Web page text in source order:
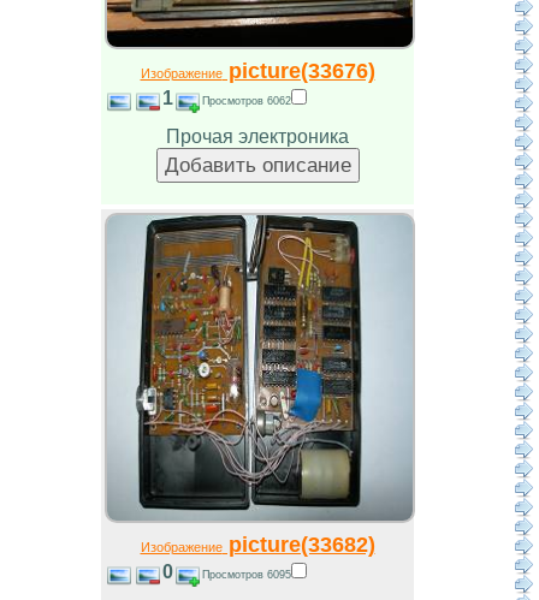
Изображениеpicture(33676)
1 Просмотров 6062
Прочая электроника
Изображениеpicture(33682)
0 Просмотров 6095